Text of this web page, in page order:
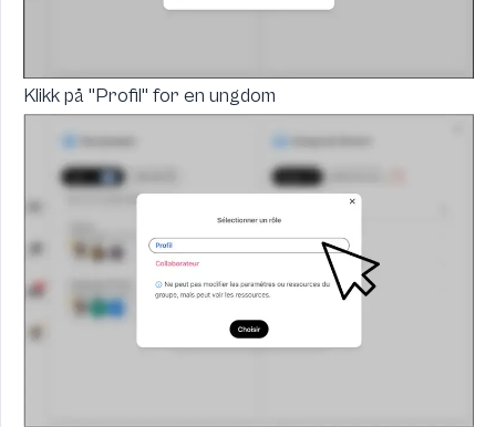
Klikk på "Profil" for en ungdom